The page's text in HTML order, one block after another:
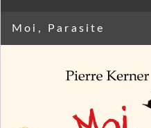
Moi, Parasite